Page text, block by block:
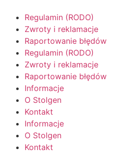
Regulamin (RODO)
Zwroty i reklamacje
Raportowanie błędów
Regulamin (RODO)
Zwroty i reklamacje
Raportowanie błędów
Informacje
O Stolgen
Kontakt
Informacje
O Stolgen
Kontakt